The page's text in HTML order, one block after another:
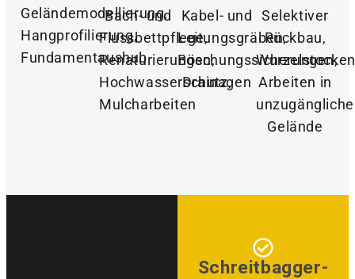
Geländemodellierung,
Hangprofilierung,
Fundamentaushub
Bach- und
Flussbettpflege,
Renaturierungen,
Hochwasserschutz,
Mulcharbeiten
Kabel- und
Leitungsgräben,
Böschungssicherungen,
Drainagen
Selektiver
Rückbau,
Arbeiten in
Gelände
Schreitbagger-